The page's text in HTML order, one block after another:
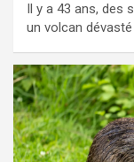
Il y a 43 ans,
un volcan dévasté